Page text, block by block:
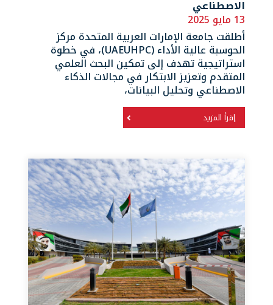
الاصطناعي
13 مايو 2025
أطلقت جامعة الإمارات العربية المتحدة مركز
الحوسبة عالية الأداء (UAEUHPC)، في خطوة
استراتيجية تهدف إلى تمكين البحث العلمي
المتقدم وتعزيز الابتكار في مجالات الذكاء
الاصطناعي وتحليل البيانات،
إقرأ المزيد